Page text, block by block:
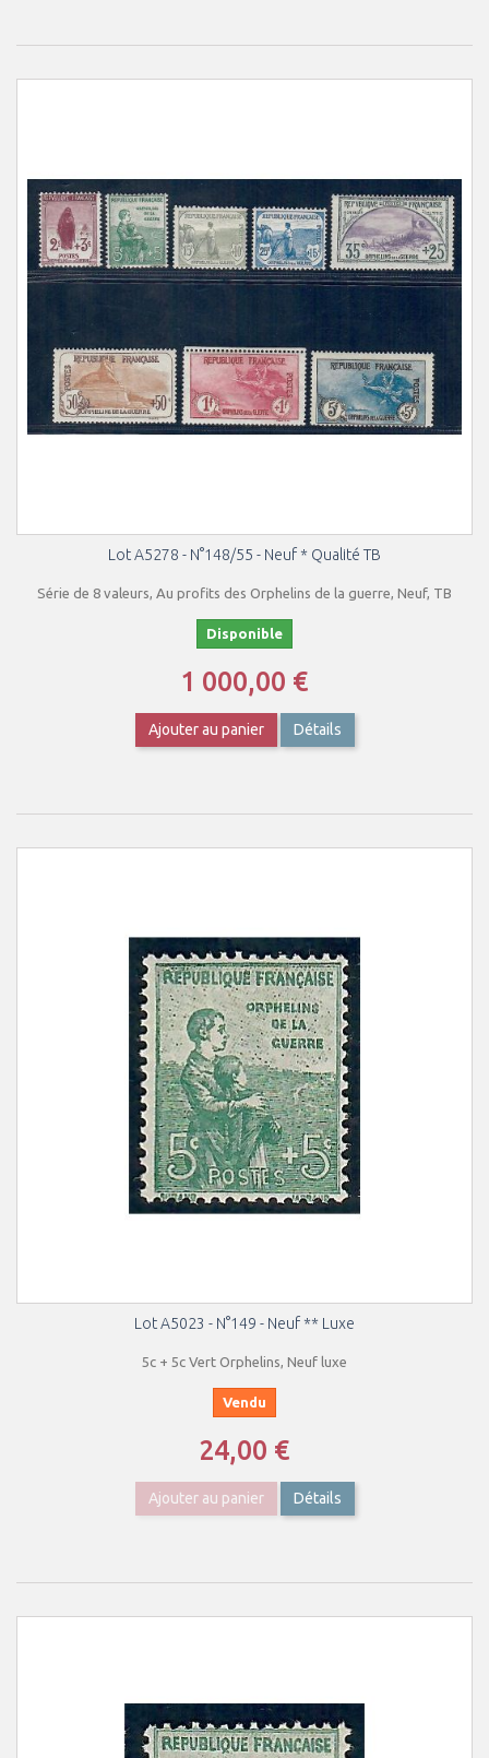
Lot A5278 - N°148/55 - Neuf * Qualité TB
Série de 8 valeurs, Au profits des Orphelins de la guerre, Neuf, TB
Disponible
1 000,00 €
Ajouter au panier Détails
Lot A5023 - N°149 - Neuf ** Luxe
5c + 5c Vert Orphelins, Neuf luxe
Vendu
24,00 €
Ajouter au panier Détails